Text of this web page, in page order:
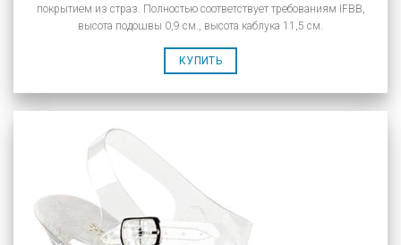
покрытием из страз. Полностью соответствует требованиям IFBB,
высота подошвы 0,9 см., высота каблука 11,5 см.
КУПИТЬ